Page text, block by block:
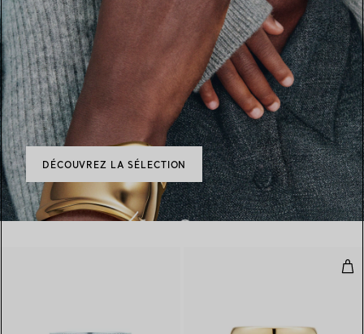
DÉCOUVREZ LA SÉLECTION